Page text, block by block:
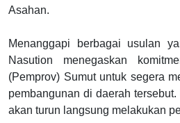
Asahan.
Menanggapi berbagai usulan
Nasution menegaskan
(Pemprov) Sumut untuk segera
pembangunan di daerah
akan turun langsung melakukan